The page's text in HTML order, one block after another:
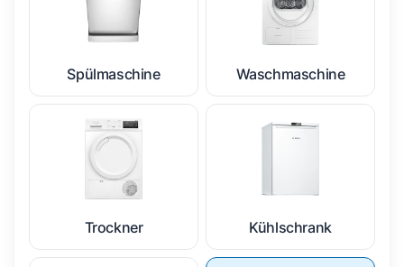
Spülmaschine Waschmaschine
Trockner Kühlschrank